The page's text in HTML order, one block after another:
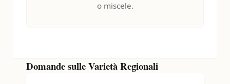
o miscele.
Domande sulle Varietà Regionali